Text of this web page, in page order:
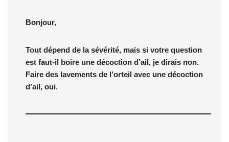
Bonjour,
Tout dépend de la sévérité, mais si votre question
est faut-il boire une décoction d’ail, je dirais non.
Faire des lavements de l’orteil avec une décoction
d’ail, oui.